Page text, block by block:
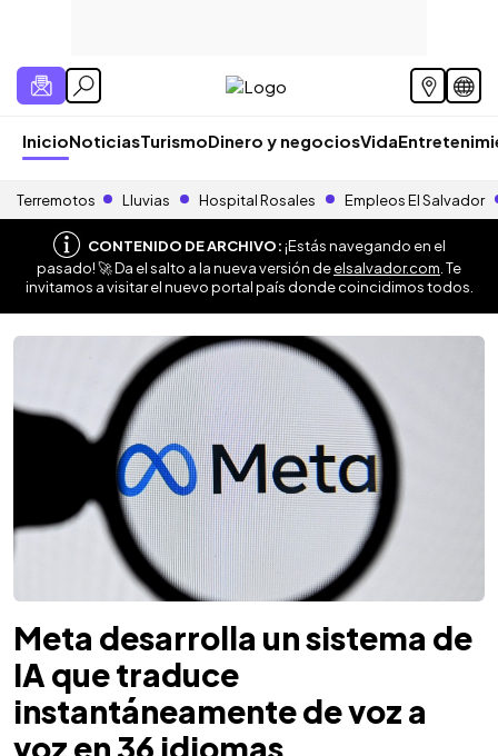
InicioNoticiasTurismoDinero y negociosVida
Terremotos Lluvias Hospital Rosales Empleos El Salvador
CONTENIDO DE ARCHIVO:¡Estás navegando en el
pasado! 🚀 Da el salto a la nueva versión deelsalvador.com . Te
invitamos a visitar el nuevo portal país donde coincidimos todos.
Meta desarrolla un sistema de
IA que traduce
instantáneamente de voz a
voz en 36 idiomas